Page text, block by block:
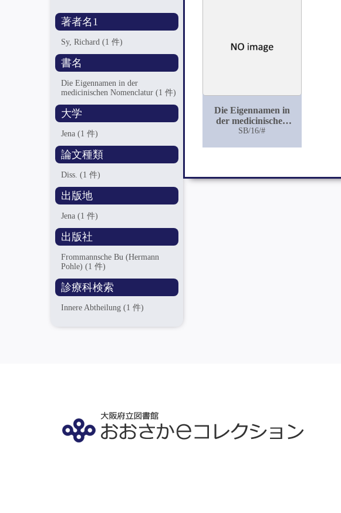
著者名1
Sy, Richard(1 件)
書名
Die Eigennamen in der
medicinischen Nomenclatur(1 件)
大学
Jena(1 件)
論文種類
Diss.(1 件)
出版地
Jena(1 件)
出版社
Frommannsche Bu (Hermann
Pohle)(1 件)
診療科検索
Innere Abtheilung(1 件)
Die Eigennamen in
der medicinischen
Nomenclatur
SB/16/#